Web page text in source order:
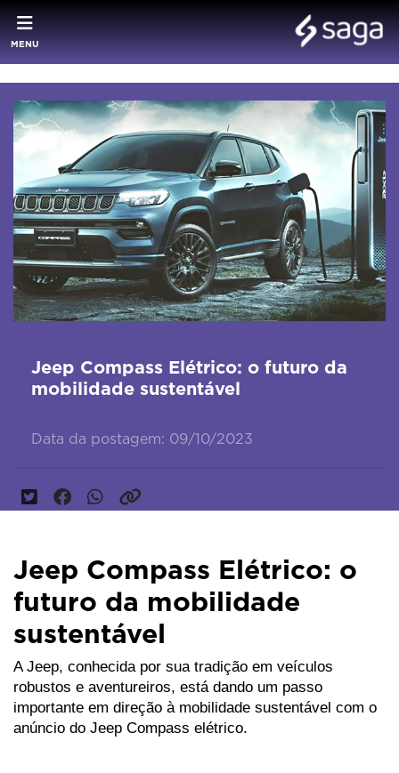
MENU
Jeep Compass Elétrico: o futuro da
mobilidade sustentável
Data da postagem: 09/10/2023
Jeep Compass Elétrico: o
futuro da mobilidade
sustentável
A Jeep, conhecida por sua tradição em veículos
robustos e aventureiros, está dando um passo
importante em direção à mobilidade sustentável com o
anúncio do Jeep Compass elétrico.